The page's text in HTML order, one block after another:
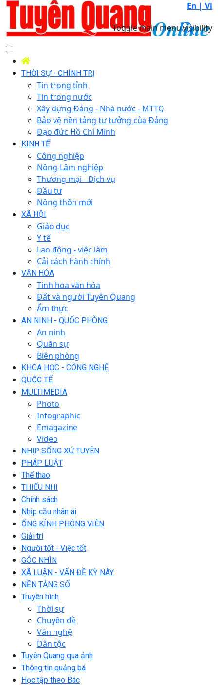
En | Vi
Toggle main menu visibility
THỜI SỰ - CHÍNH TRỊ
Tin trong tỉnh
Tin trong nước
Xây dựng Đảng - Nhà nước - MTTQ
Bảo vệ nền tảng tư tưởng của Đảng
Đạo đức Hồ Chí Minh
KINH TẾ
Công nghiệp
Nông-Lâm nghiệp
Thương mại - Dịch vụ
Đầu tư
Nông thôn mới
XÃ HỘI
Giáo dục
Y tế
Lao động - việc làm
Cải cách hành chính
VĂN HÓA
Tinh hoa văn hóa
Đất và người Tuyên Quang
Ẩm thực
AN NINH - QUỐC PHÒNG
An ninh
Quân sự
Biên phòng
KHOA HỌC - CÔNG NGHỆ
QUỐC TẾ
MULTIMEDIA
Photo
Infographic
Emagazine
Video
NHỊP SỐNG XỨ TUYÊN
PHÁP LUẬT
Thể thao
THIẾU NHI
Chính sách
Nhịp cầu nhân ái
ỐNG KÍNH PHÓNG VIÊN
Giải trí
Người tốt - Việc tốt
GÓC NHÌN
XÃ LUẬN - VẤN ĐỀ KỲ NÀY
NỀN TẢNG SỐ
Truyền hình
Thời sự
Chuyên đề
Văn nghệ
Dân tộc
Tuyên Quang qua ảnh
Thông tin quảng bá
Học tập theo Bác